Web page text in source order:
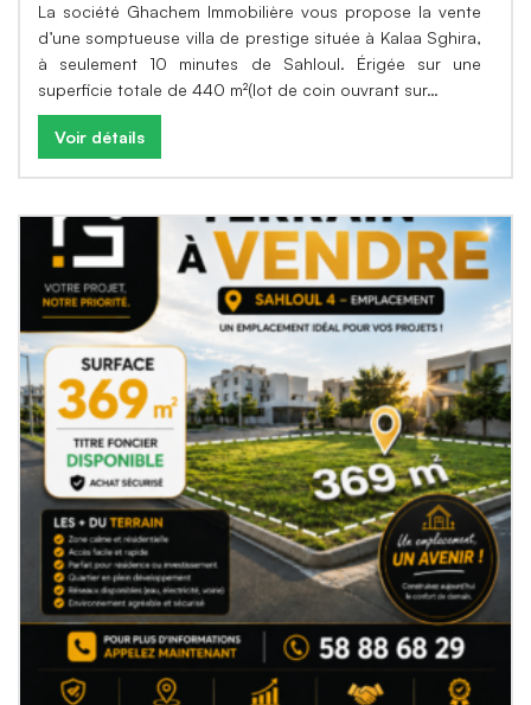
La société Ghachem Immobilière vous propose la vente
d’une somptueuse villa de prestige située à Kalaa Sghira,
à seulement 10 minutes de Sahloul. Érigée sur une
superficie totale de 440 m²(lot de coin ouvrant sur…
Voir détails